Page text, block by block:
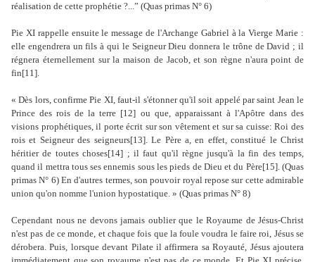
réalisation de cette prophétie ?...” (Quas primas N° 6)
Pie XI rappelle ensuite le message de l'Archange Gabriel à la Vierge Marie :
elle engendrera un fils à qui le Seigneur Dieu donnera le trône de David ; il
régnera éternellement sur la maison de Jacob, et son règne n'aura point de
fin[11].
« Dès lors, confirme Pie XI, faut-il s'étonner qu'il soit appelé par saint Jean le
Prince des rois de la terre [12] ou que, apparaissant à l'Apôtre dans des
visions prophétiques, il porte écrit sur son vêtement et sur sa cuisse: Roi des
rois et Seigneur des seigneurs[13]. Le Père a, en effet, constitué le Christ
héritier de toutes choses[14] ; il faut qu'il règne jusqu'à la fin des temps,
quand il mettra tous ses ennemis sous les pieds de Dieu et du Père[15]. (Quas
primas N° 6) En d'autres termes, son pouvoir royal repose sur cette admirable
union qu'on nomme l'union hypostatique. » (Quas primas N° 8)
Cependant nous ne devons jamais oublier que le Royaume de Jésus-Christ
n'est pas de ce monde, et chaque fois que la foule voudra le faire roi, Jésus se
dérobera. Puis, lorsque devant Pilate il affirmera sa Royauté, Jésus ajoutera